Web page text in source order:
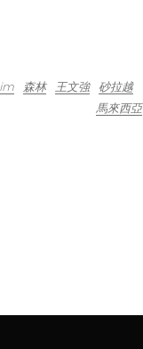
森林 王文強
砂拉越
馬來西亞